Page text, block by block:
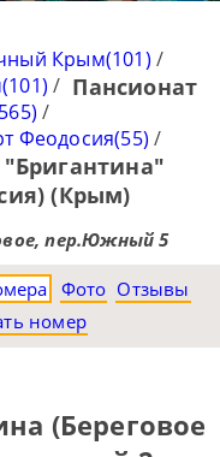
Крым(101) /
/
/
Феодосия(55) /
Пансионат
"Бригантина"
(Крым)
пер.Южный 5
Фото Отзывы
номер
(Береговое